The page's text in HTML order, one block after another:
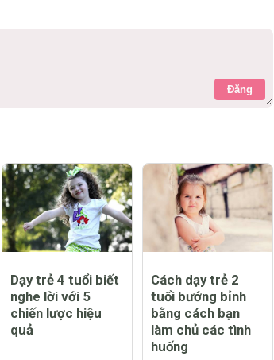
Đăng
Dạy trẻ 4 tuổi biết
nghe lời với 5
chiến lược hiệu
quả
Cách dạy trẻ 2
tuổi bướng bỉnh
bằng cách bạn
làm chủ các tình
huống